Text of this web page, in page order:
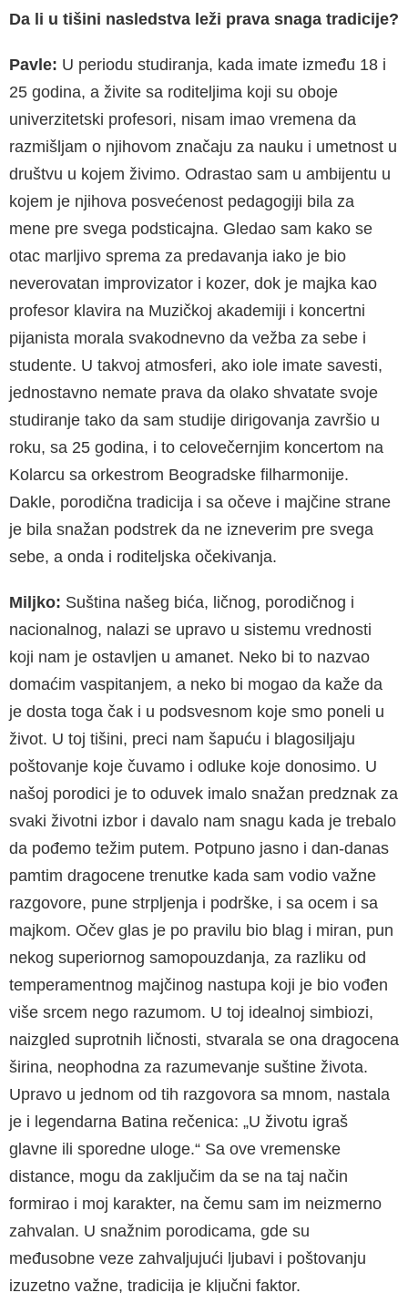
Da li u tišini nasledstva leži prava snaga tradicije?
Pavle: U periodu studiranja, kada imate između 18 i
25 godina, a živite sa roditeljima koji su oboje
univerzitetski profesori, nisam imao vremena da
razmišljam o njihovom značaju za nauku i umetnost u
društvu u kojem živimo. Odrastao sam u ambijentu u
kojem je njihova posvećenost pedagogiji bila za
mene pre svega podsticajna. Gledao sam kako se
otac marljivo sprema za predavanja iako je bio
neverovatan improvizator i kozer, dok je majka kao
profesor klavira na Muzičkoj akademiji i koncertni
pijanista morala svakodnevno da vežba za sebe i
studente. U takvoj atmosferi, ako iole imate savesti,
jednostavno nemate prava da olako shvatate svoje
studiranje tako da sam studije dirigovanja završio u
roku, sa 25 godina, i to celovečernjim koncertom na
Kolarcu sa orkestrom Beogradske filharmonije.
Dakle, porodična tradicija i sa očeve i majčine strane
je bila snažan podstrek da ne izneverim pre svega
sebe, a onda i roditeljska očekivanja.
Miljko: Suština našeg bića, ličnog, porodičnog i
nacionalnog, nalazi se upravo u sistemu vrednosti
koji nam je ostavljen u amanet. Neko bi to nazvao
domaćim vaspitanjem, a neko bi mogao da kaže da
je dosta toga čak i u podsvesnom koje smo poneli u
život. U toj tišini, preci nam šapuću i blagosiljaju
poštovanje koje čuvamo i odluke koje donosimo. U
našoj porodici je to oduvek imalo snažan predznak za
svaki životni izbor i davalo nam snagu kada je trebalo
da pođemo težim putem. Potpuno jasno i dan-danas
pamtim dragocene trenutke kada sam vodio važne
razgovore, pune strpljenja i podrške, i sa ocem i sa
majkom. Očev glas je po pravilu bio blag i miran, pun
nekog superiornog samopouzdanja, za razliku od
temperamentnog majčinog nastupa koji je bio vođen
više srcem nego razumom. U toj idealnoj simbiozi,
naizgled suprotnih ličnosti, stvarala se ona dragocena
širina, neophodna za razumevanje suštine života.
Upravo u jednom od tih razgovora sa mnom, nastala
je i legendarna Batina rečenica: „U životu igraš
glavne ili sporedne uloge.“ Sa ove vremenske
distance, mogu da zaključim da se na taj način
formirao i moj karakter, na čemu sam im neizmerno
zahvalan. U snažnim porodicama, gde su
međusobne veze zahvaljujući ljubavi i poštovanju
izuzetno važne, tradicija je ključni faktor.